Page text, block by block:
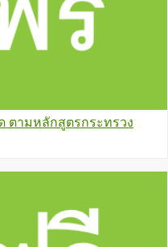
ตามหลักสูตรกระทรวง